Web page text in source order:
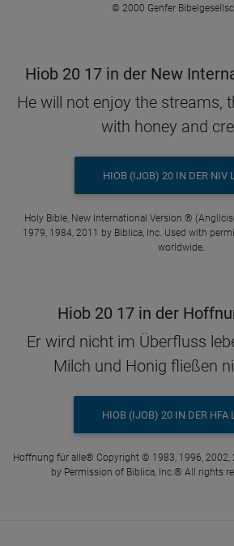
© 2000 Genfer
Hiob 20 17 in der New
He will not enjoy the streams,
with honey and
HIOB (IJOB) 20 IN DER NIV
Holy Bible, New International Version ®
1979, 1984, 2011 by Biblica, Inc. Used with
worldwide.
Hiob 20 17 in der
Er wird nicht im Überfluss
Milch und Honig fließen
HIOB (IJOB) 20 IN DER HFA
Hoffnung für alle® Copyright © 1983, 1996, 2002,
by Permission of Biblica, Inc.® All rights